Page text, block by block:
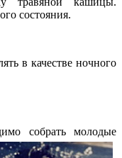
состояния.
в качестве ночного
собрать молодые